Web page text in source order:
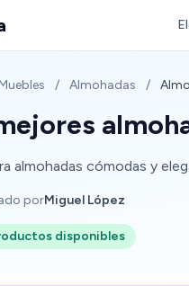
Muebles / Almohadas /
almohadas cómodas y
porMiguel López
disponibles